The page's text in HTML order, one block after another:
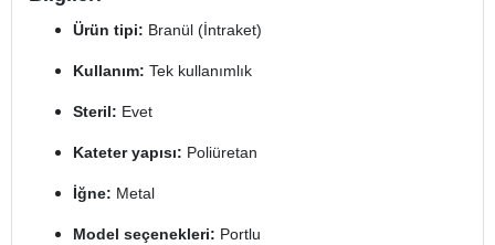
Ürün tipi: Branül (İntraket)
Kullanım: Tek kullanımlık
Steril: Evet
Kateter yapısı: Poliüretan
İğne: Metal
Model seçenekleri: Portlu